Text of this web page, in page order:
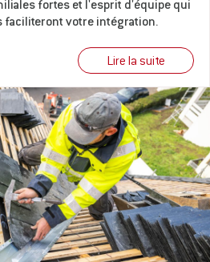
fortes et l'esprit d'équipe qui
faciliteront votre intégration.
Lire la suite